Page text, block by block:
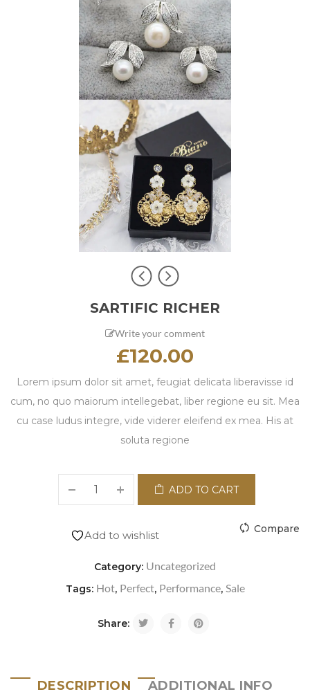
SARTIFIC RICHER
Write your comment
£120.00
Lorem ipsum dolor sit amet, feugiat delicata liberavisse id
cum, no quo maiorum intellegebat, liber regione eu sit. Mea
cu case ludus integre, vide viderer eleifend ex mea. His at
soluta regione
ADD TO CART
Add to wishlist Compare
Category: Uncategorized
Tags: Hot, Perfect, Performance, Sale
Share:
DESCRIPTION
ADDITIONAL INFO